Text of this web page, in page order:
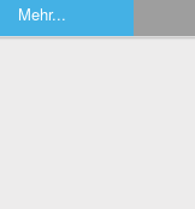
Mehr...